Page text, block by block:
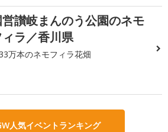
営讃岐まんのう公園のネモ
ィラ／香川県
万本のネモフィラ花畑
人気イベントランキング